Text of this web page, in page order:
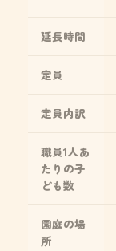
延長時間
定員
定員内訳
職員1人あ
たりの子
ども数
園庭の場
所